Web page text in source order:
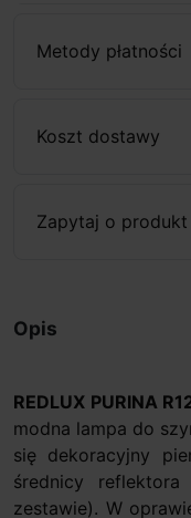
Metody płatności
Koszt dostawy
Zapytaj o produkt
Opis
REDLUX PURINA
modna lampa do
się dekoracyjny
średnicy
zestawie). W